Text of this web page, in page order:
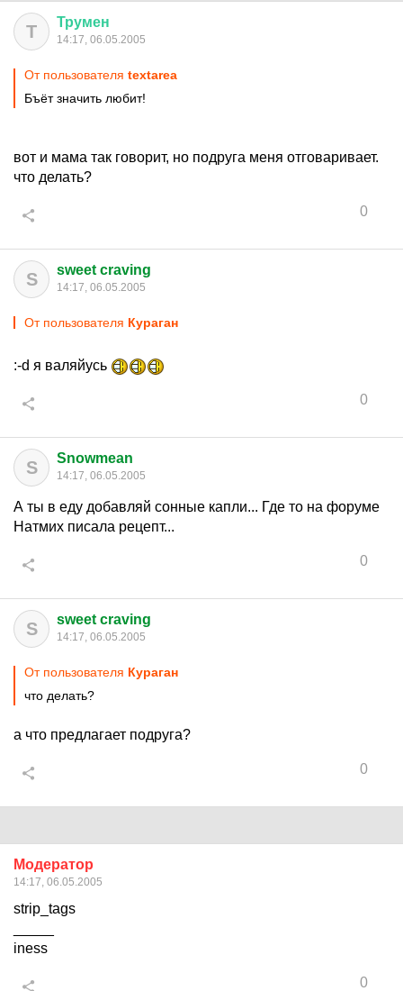
Т Трумен
14:17, 06.05.2005
От пользователя textarea
Бъёт значить любит!
вот и мама так говорит, но подруга меня отговаривает.
что делать?
0
S sweet craving
14:17, 06.05.2005
От пользователя Кураган
:-d я валяйусь
0
S Snowmean
14:17, 06.05.2005
А ты в еду добавляй сонные капли... Где то на форуме
Натмих писала рецепт...
0
S sweet craving
14:17, 06.05.2005
От пользователя Кураган
что делать?
а что предлагает подруга?
0
Модератор
14:17, 06.05.2005
strip_tags
iness
0